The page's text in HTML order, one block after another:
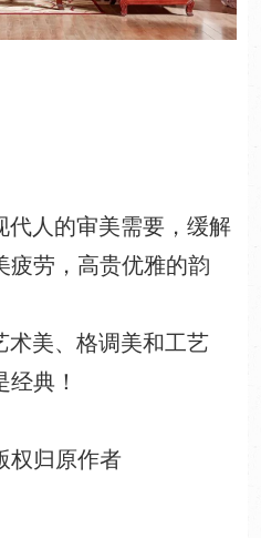
代人的审美需要，缓解
疲劳，高贵优雅的韵
术美、格调美和工艺
典！
权归原作者